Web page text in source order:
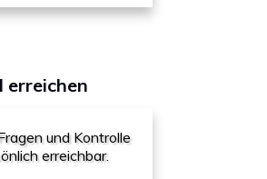
erreichen
und Kontrolle
erreichbar.